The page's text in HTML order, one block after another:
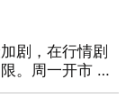
剧，在行情剧
。周一开市 …